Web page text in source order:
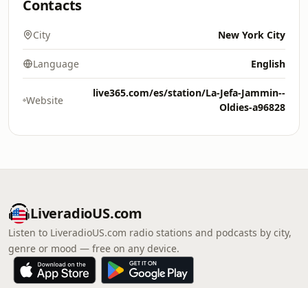
Contacts
City New York City
Language English
Website
live365.com/es/station/La-Jefa-Jammin--
Oldies-a96828
LiveradioUS.com
Listen to LiveradioUS.com radio stations and podcasts by city,
genre or mood — free on any device.